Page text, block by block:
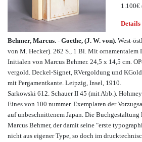
1.100€
Details
Behmer, Marcus. - Goethe, (J. W. von). West-
von M. Hecker). 262 S., 1 Bl. Mit ornamentalem
Initialen von Marcus Behmer. 24,5 x 14,5 cm.
vergold. Deckel-Signet, RVergoldung und
mit Pergamentkante. Leipzig, Insel, 1910.
Sarkowski 612. Schauer II 45 (mit Abb.).
Eines von 100 nummer. Exemplaren der
auf unbeschnittenem Japan. Die
Marcus Behmer, der damit seine "erste
nicht aus eigener Type, so doch im